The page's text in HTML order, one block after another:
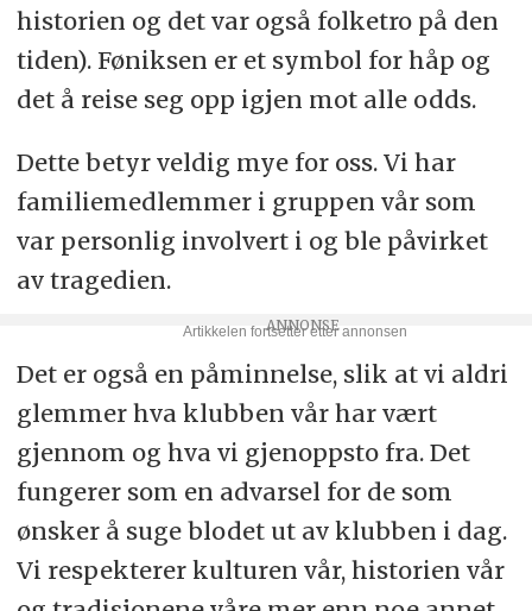
historien og det var også folketro på den
tiden). Føniksen er et symbol for håp og
det å reise seg opp igjen mot alle odds.
Dette betyr veldig mye for oss. Vi har
familiemedlemmer i gruppen vår som
var personlig involvert i og ble påvirket
av tragedien.
Det er også en påminnelse, slik at vi aldri
glemmer hva klubben vår har vært
gjennom og hva vi gjenoppsto fra. Det
fungerer som en advarsel for de som
ønsker å suge blodet ut av klubben i dag.
Vi respekterer kulturen vår, historien vår